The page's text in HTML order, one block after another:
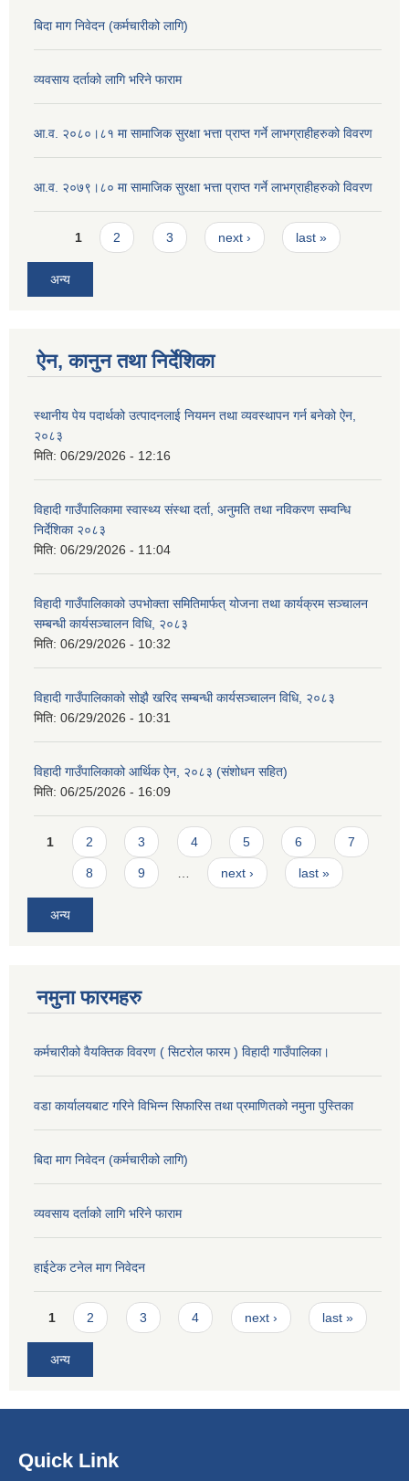
बिदा माग निवेदन (कर्मचारीको लागि)
व्यवसाय दर्ताको लागि भरिने फाराम
आ.व. २०८०।८१ मा सामाजिक सुरक्षा भत्ता प्राप्त गर्ने लाभग्राहीहरुको विवरण
आ.व. २०७९।८० मा सामाजिक सुरक्षा भत्ता प्राप्त गर्ने लाभग्राहीहरुको विवरण
Pages
1 2 3 next › last »
अन्य
ऐन, कानुन तथा निर्देशिका
स्थानीय पेय पदार्थको उत्पादनलाई नियमन तथा व्यवस्थापन गर्न बनेको ऐन,
२०८३
मिति: 06/29/2026 - 12:16
विहादी गाउँपालिकामा स्वास्थ्य संस्था दर्ता, अनुमति तथा नविकरण सम्वन्धि
निर्देशिका २०८३
मिति: 06/29/2026 - 11:04
विहादी गाउँपालिकाको उपभोक्ता समितिमार्फत् योजना तथा कार्यक्रम सञ्चालन
सम्बन्धी कार्यसञ्चालन विधि, २०८३
मिति: 06/29/2026 - 10:32
विहादी गाउँपालिकाको सोझै खरिद सम्बन्धी कार्यसञ्चालन विधि, २०८३
मिति: 06/29/2026 - 10:31
विहादी गाउँपालिकाको आर्थिक ऐन, २०८३ (संशोधन सहित)
मिति: 06/25/2026 - 16:09
Pages
1 2 3 4 5 6 7
8 9 next › last »
अन्य
नमुना फारमहरु
कर्मचारीको वैयक्तिक विवरण ( सिटरोल फारम ) विहादी गाउँपालिका।
वडा कार्यालयबाट गरिने विभिन्न सिफारिस तथा प्रमाणितको नमुना पुस्तिका
बिदा माग निवेदन (कर्मचारीको लागि)
व्यवसाय दर्ताको लागि भरिने फाराम
हाईटेक टनेल माग निवेदन
Pages
1 2 3 4 next › last »
अन्य
Quick Link